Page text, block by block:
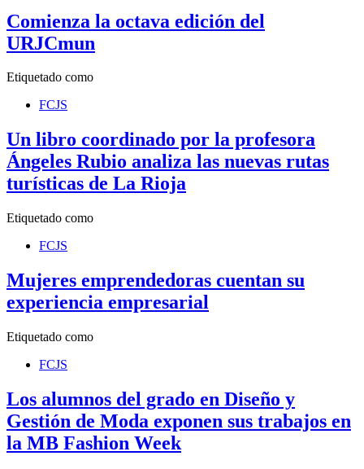
Comienza la octava edición del
URJCmun
Etiquetado como
FCJS
Un libro coordinado por la profesora
Ángeles Rubio analiza las nuevas rutas
turísticas de La Rioja
Etiquetado como
FCJS
Mujeres emprendedoras cuentan su
experiencia empresarial
Etiquetado como
FCJS
Los alumnos del grado en Diseño y
Gestión de Moda exponen sus trabajos en
la MB Fashion Week